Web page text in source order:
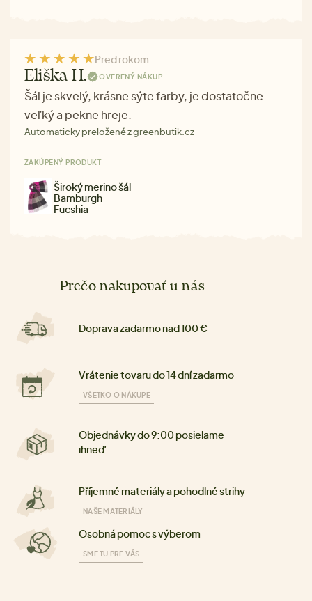
Pred rokom
Eliška H. OVERENÝ NÁKUP
Šál je skvelý, krásne sýte farby, je dostatočne
veľký a pekne hreje.
Automaticky preložené z greenbutik.cz
ZAKÚPENÝ PRODUKT
Široký merino šál
Bamburgh
Fucshia
Prečo nakupovať u nás
Doprava zadarmo nad 100 €
Vrátenie tovaru do 14 dní zadarmo
VŠETKO O NÁKUPE
Objednávky do 9:00 posielame
ihneď
Příjemné materiály a pohodlné strihy
NAŠE MATERIÁLY
Osobná pomoc s výberom
SME TU PRE VÁS